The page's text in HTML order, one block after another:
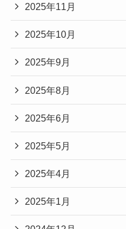
2025年11月
2025年10月
2025年9月
2025年8月
2025年6月
2025年5月
2025年4月
2025年1月